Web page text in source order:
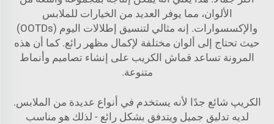
الألوان، مما يوفر العديد من الخيارات للملابس
والإكسسوارات. إنه مثالي لتنسيق إطلالات اليوم (OOTDs)
حيث تحتاج إلى ألوان مختلفة لإكمال مظهر رائع. كما أن هذه
المرونة تساعد قماش الكريب على إنشاء تصاميم وأنماط
متنوعة.
الكريپ شائع جدًا لأنه يستخدم في أنواع عديدة من الملابس.
لديه تدليق جميل ويتدفق بشكل رائع - لذلك هو مناسب